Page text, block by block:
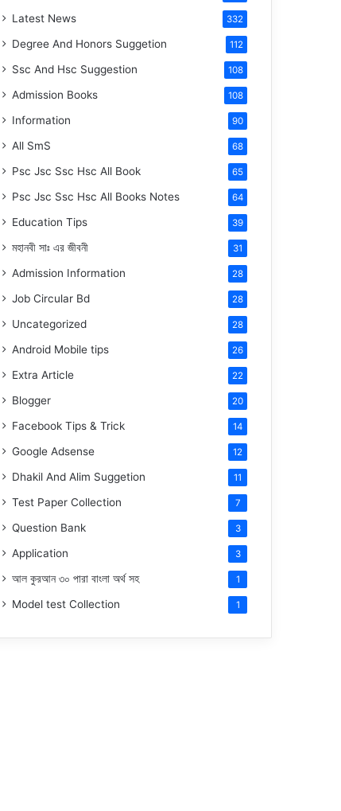
Latest News 332
Degree And Honors Suggetion 112
Ssc And Hsc Suggestion 108
Admission Books 108
Information 90
All SmS 68
Psc Jsc Ssc Hsc All Book 65
Psc Jsc Ssc Hsc All Books Notes 64
Education Tips 39
মহানবীসাঃ এর জীবনী 31
Admission Information 28
Job Circular Bd 28
Uncategorized 28
Android Mobile tips 26
Extra Article 22
Blogger 20
Facebook Tips & Trick 14
Google Adsense 12
Dhakil And Alim Suggetion 11
Test Paper Collection 7
Question Bank 3
Application 3
আল কুরআন ৩০ পারা বাংলা অর্থ সহ 1
Model test Collection 1